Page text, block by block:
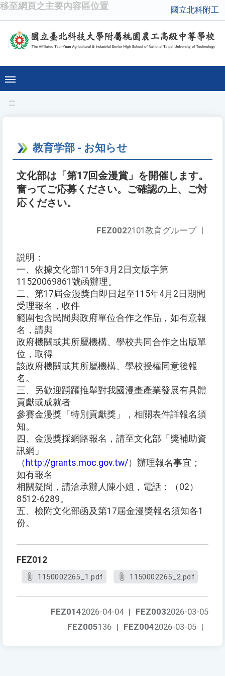
移至網頁之主要內容區位置 國立北科附工
:::
教育学部 - お知らせ
文化部は「第17回金漫賞」を開催します。
奮ってご応募ください。ご確認の上、ご対
応ください。
FEZ0022101教育グループ |
説明：
一、依據文化部115年3月2日文版字第
11520069861號函辦理。
二、第17屆金漫獎自即日起至115年4月2日期間
受理報名，收件
範圍包含民間與政府單位合作之作品，如有意報
名，請與
政府機關或其所屬機構、學校共同合作之出版單
位，取得
該政府機關或其所屬機構、學校授權同意後報
名。
三、另歡迎踴躍推舉對我國漫畫產業發展有具體
貢獻或成就者
參賽金漫獎「特別貢獻獎」，相關表件詳報名須
知。
四、金漫獎採網路報名，請至文化部「獎補助資
訊網」
（ http://grants.moc.gov.tw/）辦理報名事宜；
如有報名
相關疑問，請洽承辦人陳小姐，電話：（02）
8512-6289。
五、檢附文化部函及第17屆金漫獎報名須知各1
份。
FEZ012
1150002265_1.pdf 1150002265_2.pdf
FEZ0032026-03-05
FEZ0142026-04-04 |
FEZ0042026-03-05 |
FEZ005136 |